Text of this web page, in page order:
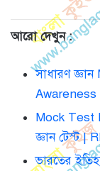
আরো দেখুন :
সাধারণ
Awareness
Mock Test
জ্ঞান টেস্ট |
ভারতের